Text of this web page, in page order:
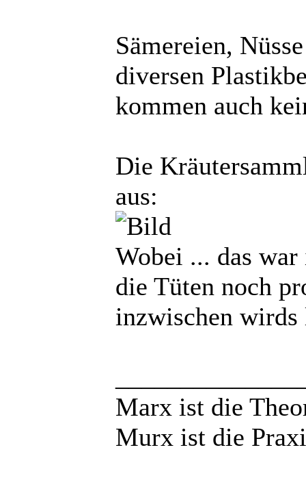
Sämereien,
diversen
kommen auch
Die
aus:
Wobei ... das
die Tüten noch
inzwischen
Marx ist die
Murx ist die